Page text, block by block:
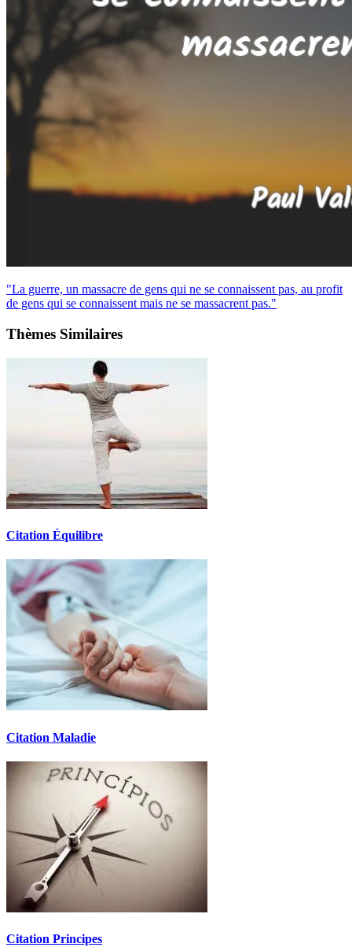
"La guerre, un massacre de gens qui ne se connaissent pas, au profit
de gens qui se connaissent mais ne se massacrent pas."
Thèmes Similaires
Citation Équilibre
Citation Maladie
Citation Principes